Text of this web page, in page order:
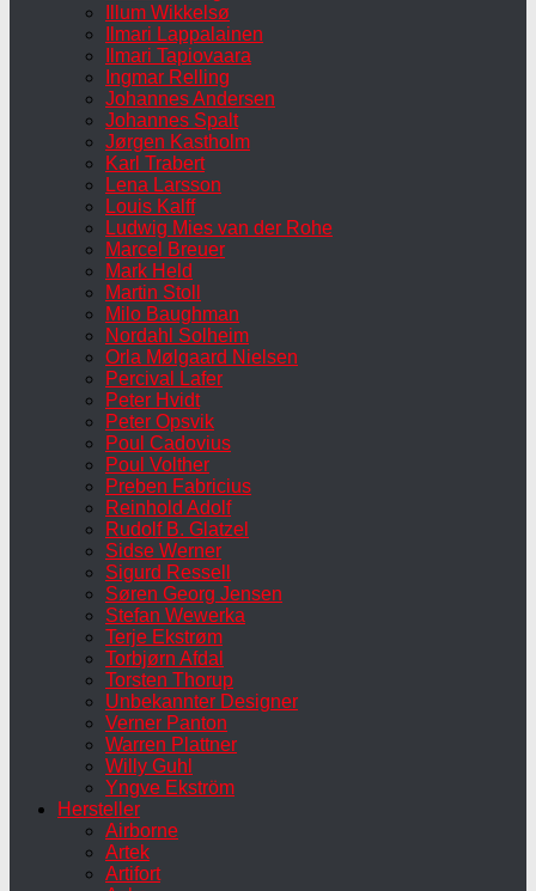
Illum Wikkelsø
Ilmari Lappalainen
Ilmari Tapiovaara
Ingmar Relling
Johannes Andersen
Johannes Spalt
Jørgen Kastholm
Karl Trabert
Lena Larsson
Louis Kalff
Ludwig Mies van der Rohe
Marcel Breuer
Mark Held
Martin Stoll
Milo Baughman
Nordahl Solheim
Orla Mølgaard Nielsen
Percival Lafer
Peter Hvidt
Peter Opsvik
Poul Cadovius
Poul Volther
Preben Fabricius
Reinhold Adolf
Rudolf B. Glatzel
Sidse Werner
Sigurd Ressell
Søren Georg Jensen
Stefan Wewerka
Terje Ekstrøm
Torbjørn Afdal
Torsten Thorup
Unbekannter Designer
Verner Panton
Warren Plattner
Willy Guhl
Yngve Ekström
Hersteller
Airborne
Artek
Artifort